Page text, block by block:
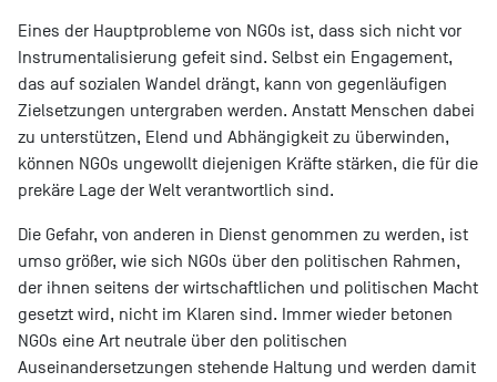
Eines der Hauptprobleme von NGOs ist, dass sich nicht vor
Instrumentalisierung gefeit sind. Selbst ein Engagement,
das auf sozialen Wandel drängt, kann von gegenläufigen
Zielsetzungen untergraben werden. Anstatt Menschen dabei
zu unterstützen, Elend und Abhängigkeit zu überwinden,
können NGOs ungewollt diejenigen Kräfte stärken, die für die
prekäre Lage der Welt verantwortlich sind.
Die Gefahr, von anderen in Dienst genommen zu werden, ist
umso größer, wie sich NGOs über den politischen Rahmen,
der ihnen seitens der wirtschaftlichen und politischen Macht
gesetzt wird, nicht im Klaren sind. Immer wieder betonen
NGOs eine Art neutrale über den politischen
Auseinandersetzungen stehende Haltung und werden damit